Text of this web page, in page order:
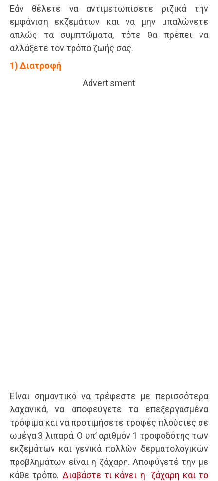
Εάν θέλετε να αντιμετωπίσετε ριζικά την
εμφάνιση εκζεμάτων και να μην μπαλώνετε
απλώς τα συμπτώματα, τότε θα πρέπει να
αλλάξετε τον τρόπο ζωής σας.
1) Διατροφή
Advertisment
Είναι σημαντικό να τρέφεστε με περισσότερα
λαχανικά, να αποφεύγετε τα επεξεργασμένα
τρόφιμα και να προτιμήσετε τροφές πλούσιες σε
ωμέγα 3 λιπαρά. Ο υπ’ αριθμόν 1 τροφοδότης των
εκζεμάτων και γενικά πολλών δερματολογικών
προβλημάτων είναι η ζάχαρη. Αποφύγετέ την με
κάθε τρόπο. Διαβάστε τι κάνει η ζάχαρη και το